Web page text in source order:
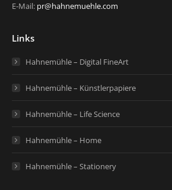
E-Mail: pr@hahnemuehle.com
Links
Hahnemühle – Digital FineArt
Hahnemühle – Künstlerpapiere
Hahnemühle – Life Science
Hahnemühle – Home
Hahnemühle – Stationery